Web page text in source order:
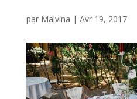
par Malvina | Avr 19, 2017